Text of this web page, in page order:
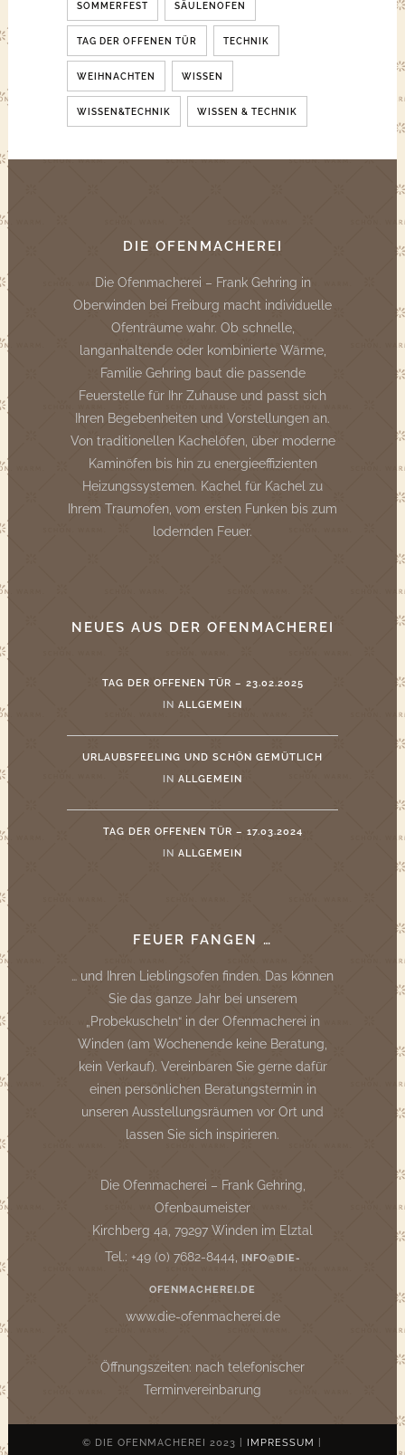
SOMMERFEST SÄULENOFEN
TAG DER OFFENEN TÜR TECHNIK
WEIHNACHTEN WISSEN
WISSEN&TECHNIK WISSEN & TECHNIK
DIE OFENMACHEREI
Die Ofenmacherei – Frank Gehring in
Oberwinden bei Freiburg macht individuelle
Ofenträume wahr. Ob schnelle,
langanhaltende oder kombinierte Wärme,
Familie Gehring baut die passende
Feuerstelle für Ihr Zuhause und passt sich
Ihren Begebenheiten und Vorstellungen an.
Von traditionellen Kachelöfen, über moderne
Kaminöfen bis hin zu energieeffizienten
Heizungssystemen. Kachel für Kachel zu
Ihrem Traumofen, vom ersten Funken bis zum
lodernden Feuer.
NEUES AUS DER OFENMACHEREI
TAG DER OFFENEN TÜR – 23.02.2025
IN ALLGEMEIN
URLAUBSFEELING UND SCHÖN GEMÜTLICH
IN ALLGEMEIN
TAG DER OFFENEN TÜR – 17.03.2024
IN ALLGEMEIN
FEUER FANGEN …
… und Ihren Lieblingsofen finden. Das können
Sie das ganze Jahr bei unserem
„Probekuscheln“ in der Ofenmacherei in
Winden (am Wochenende keine Beratung,
kein Verkauf). Vereinbaren Sie gerne dafür
einen persönlichen Beratungstermin in
unseren Ausstellungsräumen vor Ort und
lassen Sie sich inspirieren.
Die Ofenmacherei – Frank Gehring,
Ofenbaumeister
Kirchberg 4a, 79297 Winden im Elztal
Tel.: +49 (0) 7682-8444,
INFO@DIE-
OFENMACHEREI.DE
www.die-ofenmacherei.de
Öffnungszeiten: nach telefonischer
Terminvereinbarung
© DIE OFENMACHEREI 2023 | IMPRESSUM